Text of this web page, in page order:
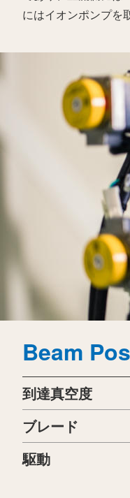
にはイオンポンプを
Beam
到達真空度
ブレード
駆動